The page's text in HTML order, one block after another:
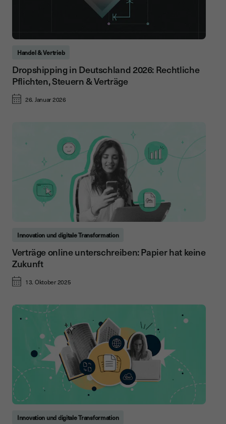
Handel & Vertrieb
Dropshipping in Deutschland 2026: Rechtliche
Pflichten, Steuern & Verträge
26. Januar 2026
Innovation und digitale Transformation
Verträge online unterschreiben: Papier hat keine
Zukunft
13. Oktober 2025
Innovation und digitale Transformation